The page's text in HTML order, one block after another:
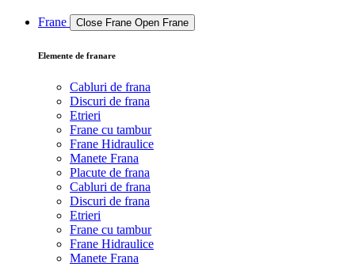
Frane Close Frane Open Frane
Elemente de franare
Cabluri de frana
Discuri de frana
Etrieri
Frane cu tambur
Frane Hidraulice
Manete Frana
Placute de frana
Cabluri de frana
Discuri de frana
Etrieri
Frane cu tambur
Frane Hidraulice
Manete Frana